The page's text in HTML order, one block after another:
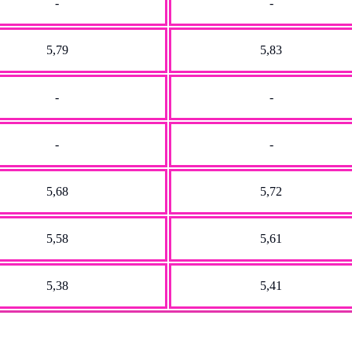
- -
5,79 5,83
- -
- -
5,68 5,72
5,58 5,61
5,38 5,41